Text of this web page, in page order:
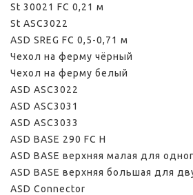
St 30021 FC 0,21 м
St ASС3022
ASD SREG FC 0,5-0,71 м
Чехол на ферму чёрный
Чехол на ферму белый
ASD ASС3022
ASD ASC3031
ASD ASC3033
ASD BASE 290 FC H
ASD BASE верхняя малая для
ASD BASE верхняя большая для
ASD Connector